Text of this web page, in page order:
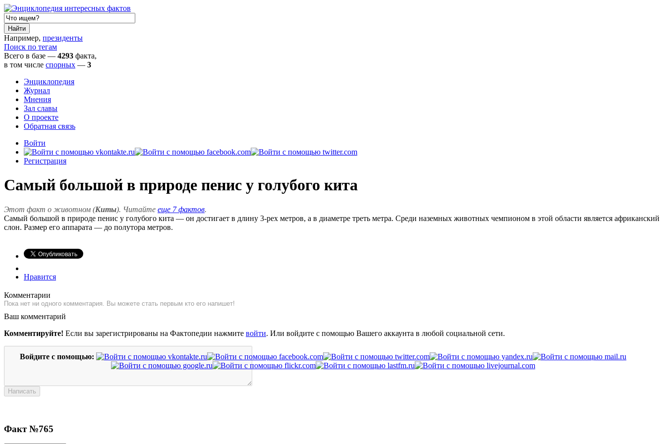
Например, президенты
Поиск по тегам
Всего в базе — 4293 факта,
в том числе спорных — 3
Энциклопедия
Журнал
Мнения
Зал славы
О проекте
Обратная связь
Войти
Регистрация
Самый большой в природе пенис у голубого кита
Этот факт о животном (Киты). Читайте еще 7 фактов.
Самый большой в природе пенис у голубого кита — он достигает в длину 3-рех метров, а в диаметре треть метра. Среди наземных животных чемпионом в этой области является африканский
слон. Размер его аппарата — до полутора метров.
Нравится
Комментарии
Пока нет ни одного комментария. Вы можете стать первым кто его напишет!
Ваш комментарий
Комментируйте! Если вы зарегистрированы на Фактопедии нажмите войти. Или войдите с помощью Вашего аккаунта в любой социальной сети.
Войдите с помощью:
Факт №765